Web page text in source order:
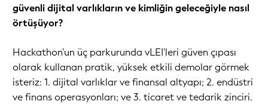
güvenli dijital varlıkların ve kimliğin geleceğiyle nasıl
örtüşüyor?
Hackathon'un üç parkurunda vLEI'leri güven çıpası
olarak kullanan pratik, yüksek etkili demolar görmek
isteriz: 1. dijital varlıklar ve finansal altyapı; 2. endüstri
ve finans operasyonları; ve 3. ticaret ve tedarik zinciri.